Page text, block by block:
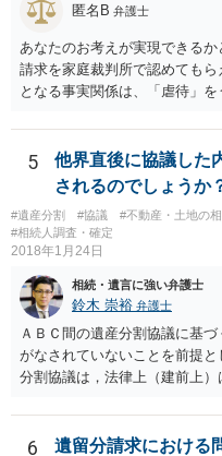
匿名B 弁護士
あなたのお考えが実現できる
請求を家庭裁判所で認めても
となる事実関係は、「虐待」
「廃除」は遺言でも可能です
情を話して相談して、「廃除
とをお勧めします。
5
他界直後に協議した
されるのでしょうか
#遺産分割 #協議 #不動産・土地の
#相続人調査・確定
2018年1月24日
相続・遺言に強い弁護士
鈴木 崇裕 弁護士
ＡＢＣ間の遺産分割協議に基
がなされていないことを前提
分割協議は，法律上（建前上
ん。 また，不動産の名義を移
名捺印を得る必要があります
6 遺留分請求における